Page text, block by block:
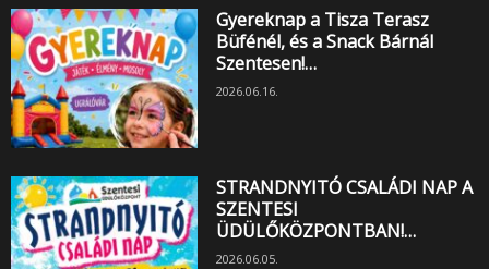
Gyereknap a Tisza Terasz
Büfénél, és a Snack Bárnál
Szentesen!…
2026.06.16.
STRANDNYITÓ CSALÁDI NAP A
SZENTESI
ÜDÜLŐKÖZPONTBAN!…
2026.06.05.